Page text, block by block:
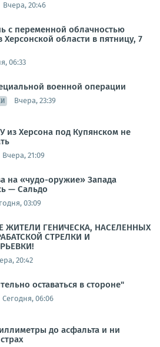
Вчера, 20:46
с переменной облачностью
Херсонской области в пятницу, 7
06:33
военной операции
Вчера, 23:39
из Херсона под Купянском не
Вчера, 21:09
на «чудо-оружие» Запада
— Сальдо
03:09
ЖИТЕЛИ ГЕНИЧЕСКА, НАСЕЛЕННЫХ
СТРЕЛКИ И
20:42
оставаться в стороне"
Сегодня, 06:06
до асфальта и ни